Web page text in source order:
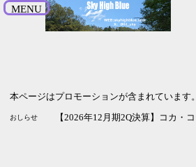
MENU
本ページはプロモーションが含まれています。
おしらせ